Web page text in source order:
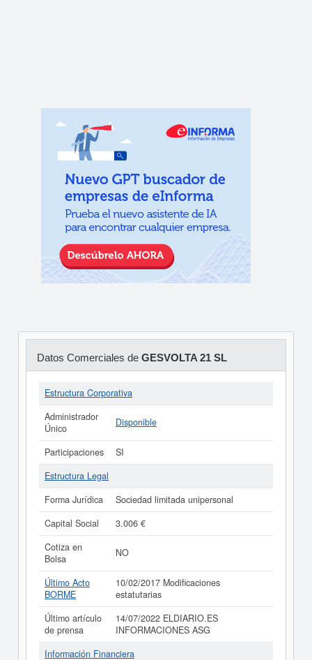
Datos Comerciales de GESVOLTA 21 SL
Estructura Corporativa
Administrador
Único
Disponible
Participaciones
SI
Estructura Legal
Forma Jurídica
Sociedad limitada unipersonal
Capital Social
3.006 €
Cotiza en
Bolsa
NO
Último Acto
BORME
10/02/2017 Modificaciones
estatutarias
Último artículo
de prensa
14/07/2022 ELDIARIO.ES
INFORMACIONES ASG
Información Financiera